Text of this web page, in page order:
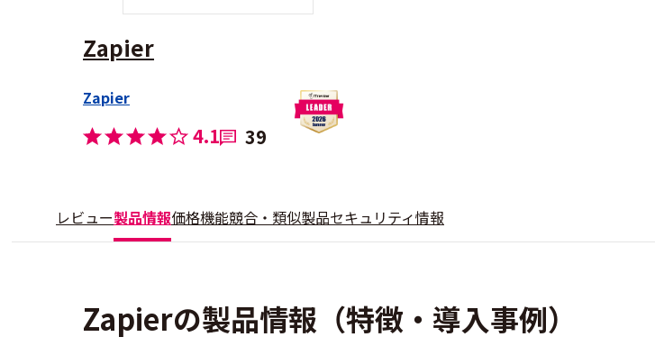
Zapier
Zapier
4.1 39
レビュー製品情報価格機能競合・類似製品セキュリティ情報
Zapierの製品情報（特徴・導入事例）